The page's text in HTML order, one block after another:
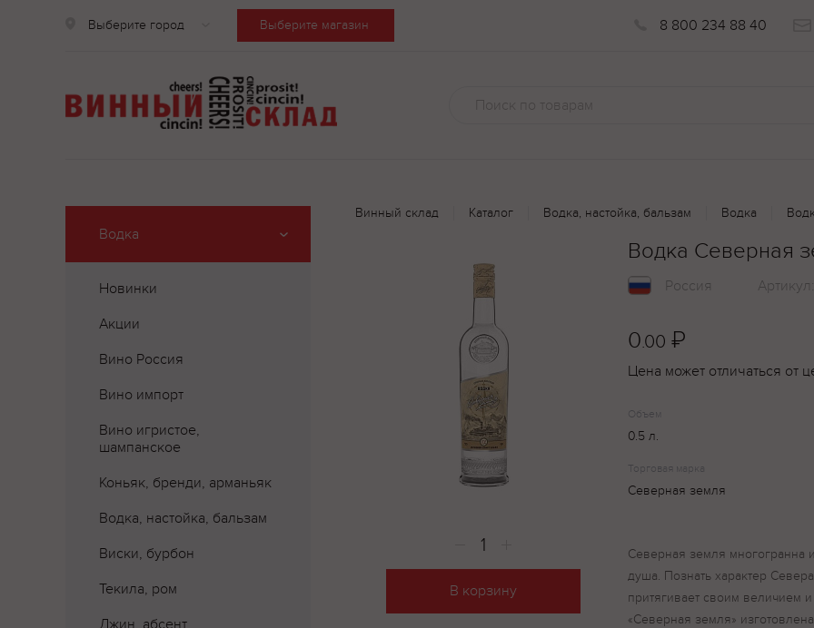
Выберите город Выберите магазин 8 800 234 88 40
Водка
Новинки
Акции
Вино Россия
Вино импорт
Вино игристое,
шампанское
Коньяк, бренди, арманьяк
Водка, настойка, бальзам
Виски, бурбон
Текила, ром
Джин, абсент
Винный склад Каталог Водка, настойка, бальзам Водка
В корзину
Водка Северная
Россия Артикул:
0.00 ₽
Цена может отличаться от
Объем
0.5 л.
Торговая марка
Северная земля
Северная земля многогранна
душа. Познать характер
притягивает своим величием
«Северная земля»